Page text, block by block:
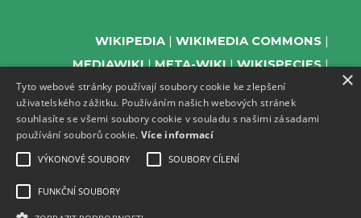
WIKIPEDIA
WIKIMEDIA COMMONS
MEDIAWIKI
META-WIKI
WIKISPECIES
WIKIBOOKS
WIKIDATA
WIKIMANIA
WIKISOURCE
WIKIVERSITY
×
Tyto webové stránky používají soubory cookie ke zlepšení
uživatelského zážitku. Používáním našich webových stránek
souhlasíte se všemi soubory cookie v souladu s našimi zásadami
používání souborů cookie. Více informací
VÝKONOVÉ SOUBORY SOUBORY CÍLENÍ
FUNKČNÍ SOUBORY